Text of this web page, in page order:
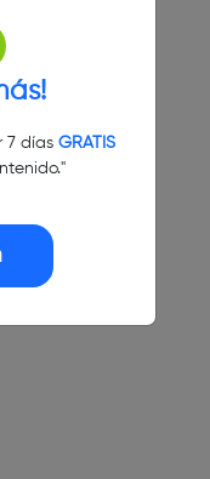
7 días GRATIS